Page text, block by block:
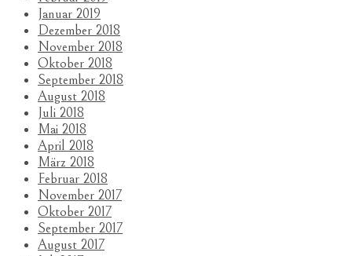
Januar 2019
Dezember 2018
November 2018
Oktober 2018
September 2018
August 2018
Juli 2018
Mai 2018
April 2018
März 2018
Februar 2018
November 2017
Oktober 2017
September 2017
August 2017